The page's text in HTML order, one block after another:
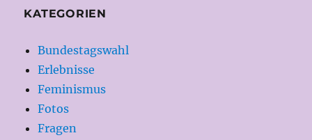
KATEGORIEN
Bundestagswahl
Erlebnisse
Feminismus
Fotos
Fragen